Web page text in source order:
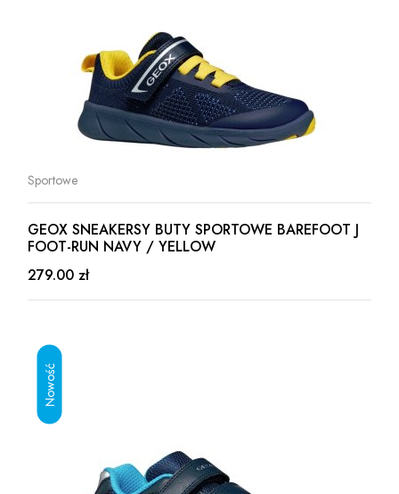
Sportowe
GEOX SNEAKERSY BUTY SPORTOWE BAREFOOT J
FOOT-RUN NAVY / YELLOW
279.00 zł